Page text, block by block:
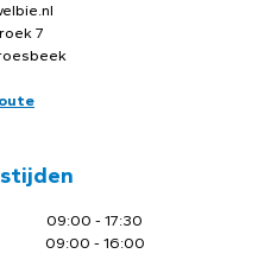
7
09:00 - 17:30
09:00 - 16:00